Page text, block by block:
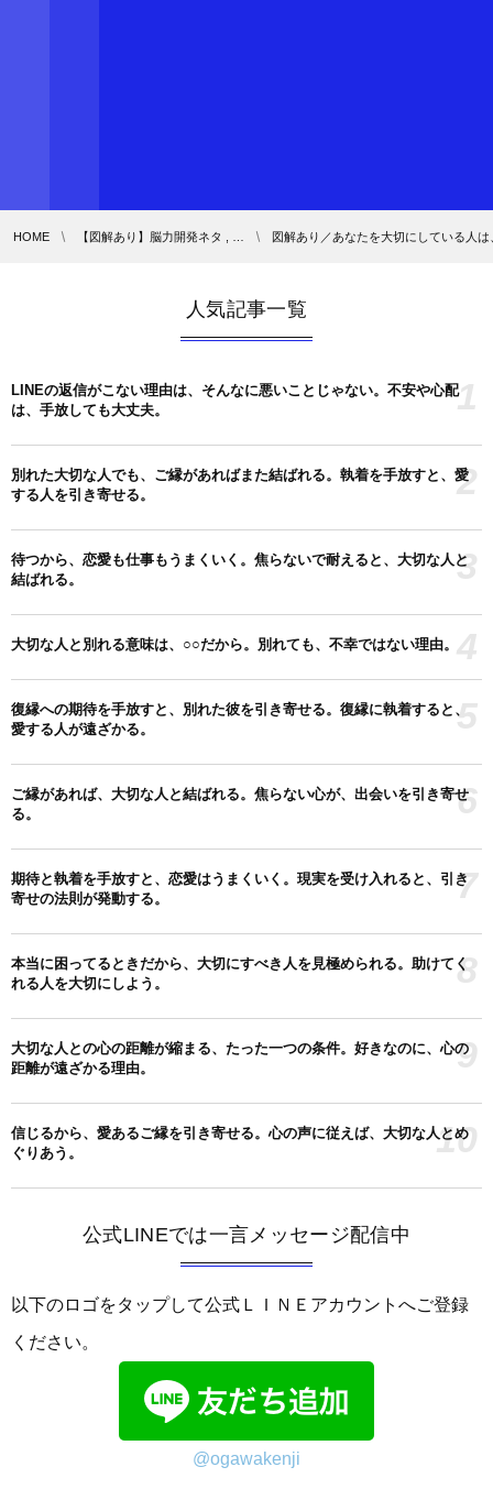
HOME 【図解あり】脳力開発ネタ , … 図解あり／あなたを大切にしている人
人気記事一覧
LINEの返信がこない理由は、そんなに悪いことじゃない。不安や心配
は、手放しても大丈夫。
1
別れた大切な人でも、ご縁があればまた結ばれる。執着を手放すと、愛
する人を引き寄せる。
2
待つから、恋愛も仕事もうまくいく。焦らないで耐えると、大切な人と
結ばれる。
3
大切な人と別れる意味は、○○だから。別れても、不幸ではない理由。 4
復縁への期待を手放すと、別れた彼を引き寄せる。復縁に執着すると、
愛する人が遠ざかる。
5
ご縁があれば、大切な人と結ばれる。焦らない心が、出会いを引き寄せ
る。
6
期待と執着を手放すと、恋愛はうまくいく。現実を受け入れると、引き
寄せの法則が発動する。
7
本当に困ってるときだから、大切にすべき人を見極められる。助けてく
れる人を大切にしよう。
8
大切な人との心の距離が縮まる、たった一つの条件。好きなのに、心の
距離が遠ざかる理由。
9
信じるから、愛あるご縁を引き寄せる。心の声に従えば、大切な人とめ
ぐりあう。
10
公式LINEでは一言メッセージ配信中
以下のロゴをタップして公式ＬＩＮＥアカウントへご登録
ください。
@ogawakenji